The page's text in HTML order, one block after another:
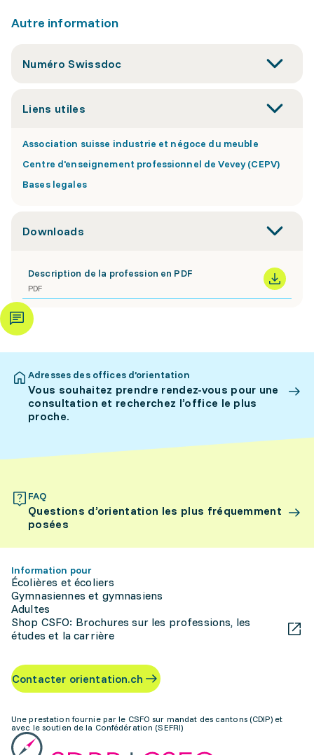
Autre information
Numéro Swissdoc
Liens utiles
Association suisse industrie et négoce du meuble
Centre d'enseignement professionnel de Vevey (CEPV)
Bases legales
Downloads
Description de la profession en PDF
PDF
Adresses des offices d’orientation
Vous souhaitez prendre rendez-vous pour une
consultation et recherchez l’office le plus
proche.
FAQ
Questions d’orientation les plus fréquemment
posées
Information pour
Écolières et écoliers
Gymnasiennes et gymnasiens
Adultes
Shop CSFO: Brochures sur les professions, les
études et la carrière
Contacter orientation.ch
Une prestation fournie par le CSFO sur mandat des cantons (CDIP) et
avec le soutien de la Confédération (SEFRI)